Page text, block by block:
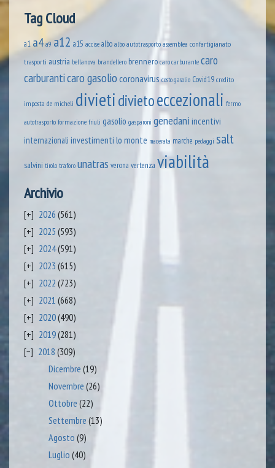
Tag Cloud
a1 a4 a9 a12 a15 accise albo albo autotrasporto assemblea confartigianato
trasporti austria bellanova brandellero brennero caro carburante caro
carburanticaro gasoliocoronavirus costo gasolio Covid19credito
imposta de micheli divietidivietoeccezionali fermo
autotrasporto formazione friuli gasolio gasparoni genedani incentivi
internazionali investimenti lo monte macerata marche pedaggi salt
salvini tirolo traforo unatras verona vertenza viabilità
Archivio
2026 (561)
2025 (593)
2024(591)
2023 (615)
2022 (723)
2021 (668)
2020(490)
2019(281)
2018 (309)
Dicembre (19)
Novembre (26)
Ottobre (22)
Settembre (13)
Agosto (9)
Luglio (40)